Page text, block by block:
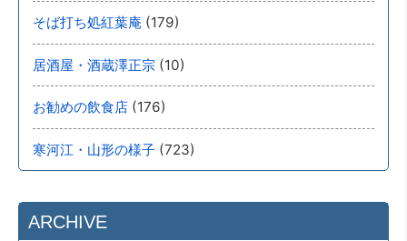
そば打ち処紅葉庵 (179)
居酒屋・酒蔵澤正宗 (10)
お勧めの飲食店 (176)
寒河江・山形の様子 (723)
ARCHIVE